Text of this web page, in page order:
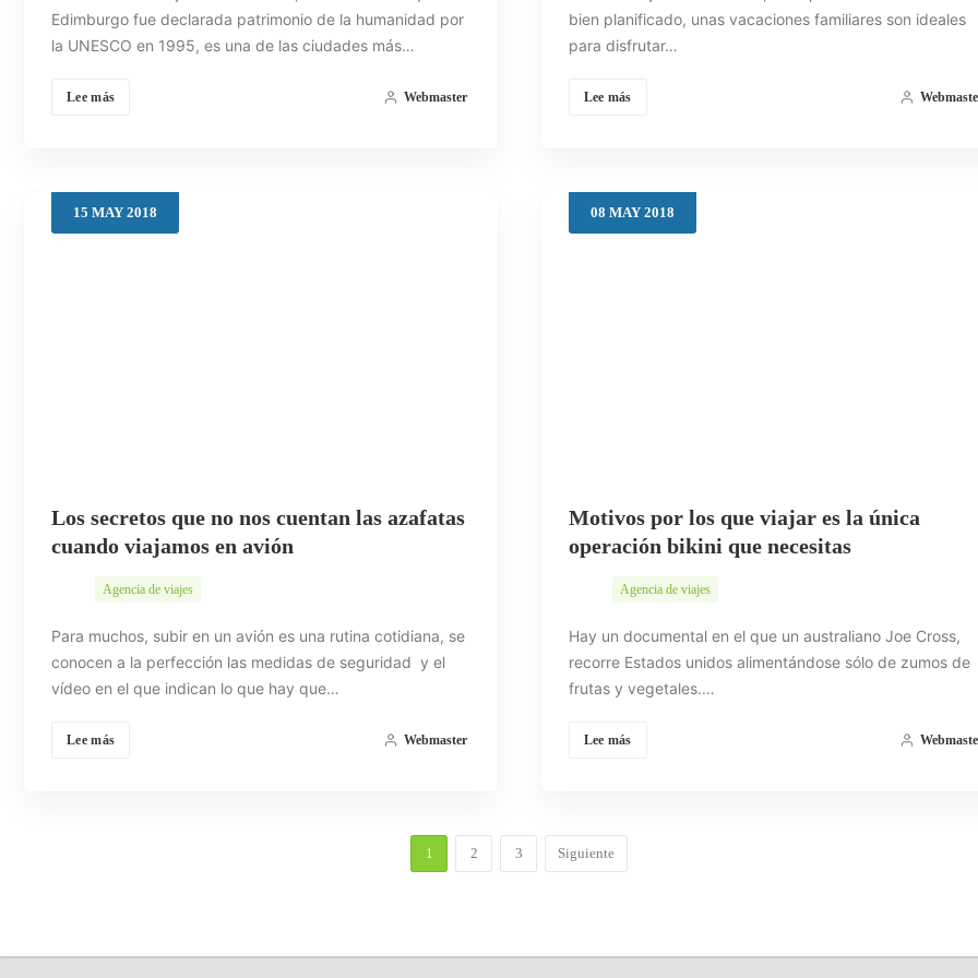
Edimburgo fue declarada patrimonio de la humanidad por
la UNESCO en 1995, es una de las ciudades más…
Lee más Webmaster
bien planificado, unas vacaciones familiares son ideales
para disfrutar…
Lee más
15 MAY 2018
Los secretos que no nos cuentan las azafatas
cuando viajamos en avión
Agencia de viajes
Para muchos, subir en un avión es una rutina cotidiana, se
conocen a la perfección las medidas de seguridad y el
vídeo en el que indican lo que hay que…
Lee más Webmaster
08 MAY 2018
Motivos por los que viajar es la única
operación bikini que necesitas
Agencia de viajes
Hay un documental en el que un australiano Joe Cross,
recorre Estados unidos alimentándose sólo de zumos de
frutas y vegetales.…
Lee más
1 2 3 Siguiente